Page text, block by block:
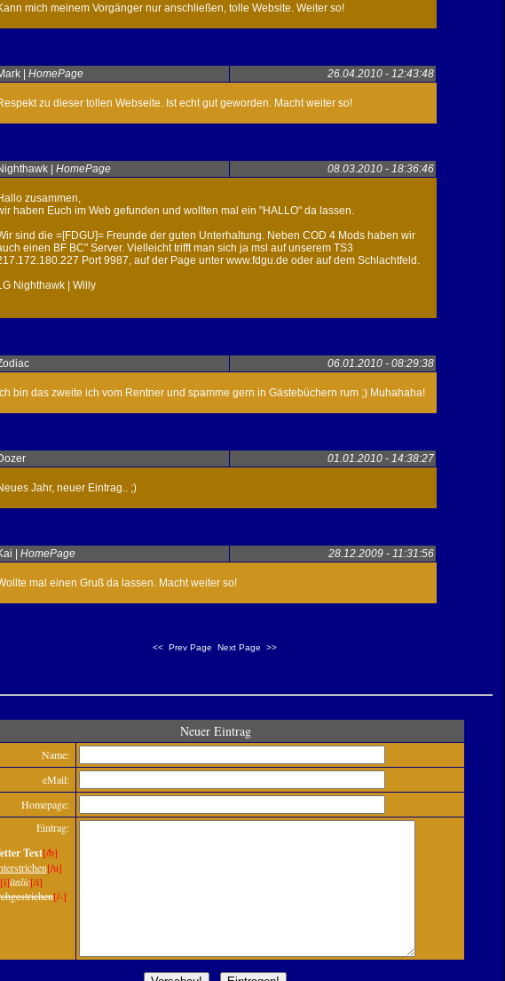
mich meinem Vorgänger nur anschließen, tolle Website. Weiter so!
| HomePage 26.04.2010 - 12:43:48
zu dieser tollen Webseite. Ist echt gut geworden. Macht weiter so!
| HomePage 08.03.2010 - 18:36:46
zusammen,
haben Euch im Web gefunden und wollten mal ein "HALLO" da lassen.
sind die =[FDGU]= Freunde der guten Unterhaltung. Neben COD 4 Mods haben wir
einen BF BC" Server. Vielleicht trifft man sich ja msl auf unserem TS3
Port 9987, auf der Page unter www.fdgu.de oder auf dem Schlachtfeld.
Nighthawk | Willy
06.01.2010 - 08:29:38
Ich bin das zweite ich vom Rentner und spamme gern in Gästebüchern rum ;) Muhahaha!
01.01.2010 - 14:38:27
Jahr, neuer Eintrag.. ;)
| HomePage 28.12.2009 - 11:31:56
mal einen Gruß da lassen. Macht weiter so!
<< Prev Page Next Page >>
Neuer Eintrag
Name:
eMail:
Homepage:
Eintrag:
Text[/b]
[/u]
[i]italic[/i]
[/-]